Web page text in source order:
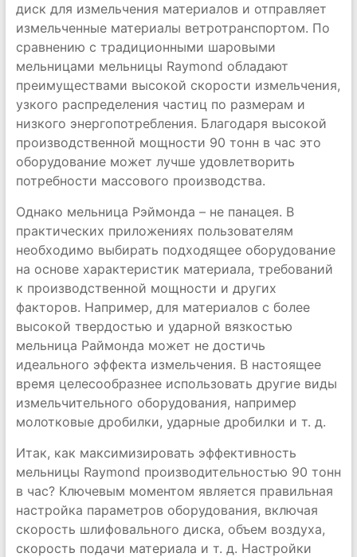
диск для измельчения материалов и отправляет
измельченные материалы ветротранспортом. По
сравнению с традиционными шаровыми
мельницами мельницы Raymond обладают
преимуществами высокой скорости измельчения,
узкого распределения частиц по размерам и
низкого энергопотребления. Благодаря высокой
производственной мощности 90 тонн в час это
оборудование может лучше удовлетворить
потребности массового производства.
Однако мельница Рэймонда – не панацея. В
практических приложениях пользователям
необходимо выбирать подходящее оборудование
на основе характеристик материала, требований
к производственной мощности и других
факторов. Например, для материалов с более
высокой твердостью и ударной вязкостью
мельница Раймонда может не достичь
идеального эффекта измельчения. В настоящее
время целесообразнее использовать другие виды
измельчительного оборудования, например
молотковые дробилки, ударные дробилки и т. д.
Итак, как максимизировать эффективность
мельницы Raymond производительностью 90 тонн
в час? Ключевым моментом является правильная
настройка параметров оборудования, включая
скорость шлифовального диска, объем воздуха,
скорость подачи материала и т. д. Настройки